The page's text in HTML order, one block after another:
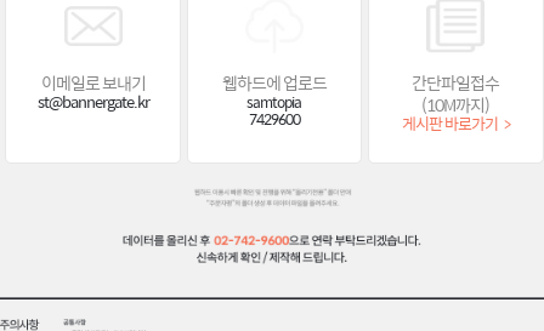
이메일로 보내기
st@bannergate.kr
웹하드에 업로드
samtopia
7429600
간단파일접수
(10M까지)
게시판 바로가기 >